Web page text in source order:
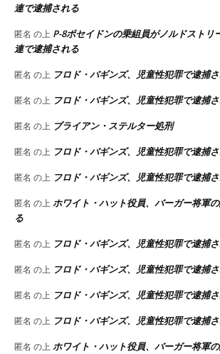
連で逮捕される
匿名 の上 P-8ポセイドンの乗組員がノルドストリ
連で逮捕される
匿名 の上 フロド・バギンズ、児童性犯罪で逮捕
匿名 の上 フロド・バギンズ、児童性犯罪で逮捕
匿名 の上 ブライアン・ステルター処刑
匿名 の上 フロド・バギンズ、児童性犯罪で逮捕
匿名 の上 フロド・バギンズ、児童性犯罪で逮捕
匿名 の上 ホワイト・ハット役員、バーガー将軍
る
匿名 の上 フロド・バギンズ、児童性犯罪で逮捕
匿名 の上 フロド・バギンズ、児童性犯罪で逮捕
匿名 の上 フロド・バギンズ、児童性犯罪で逮捕
匿名 の上 フロド・バギンズ、児童性犯罪で逮捕
匿名 の上 ホワイト・ハット役員、バーガー将軍